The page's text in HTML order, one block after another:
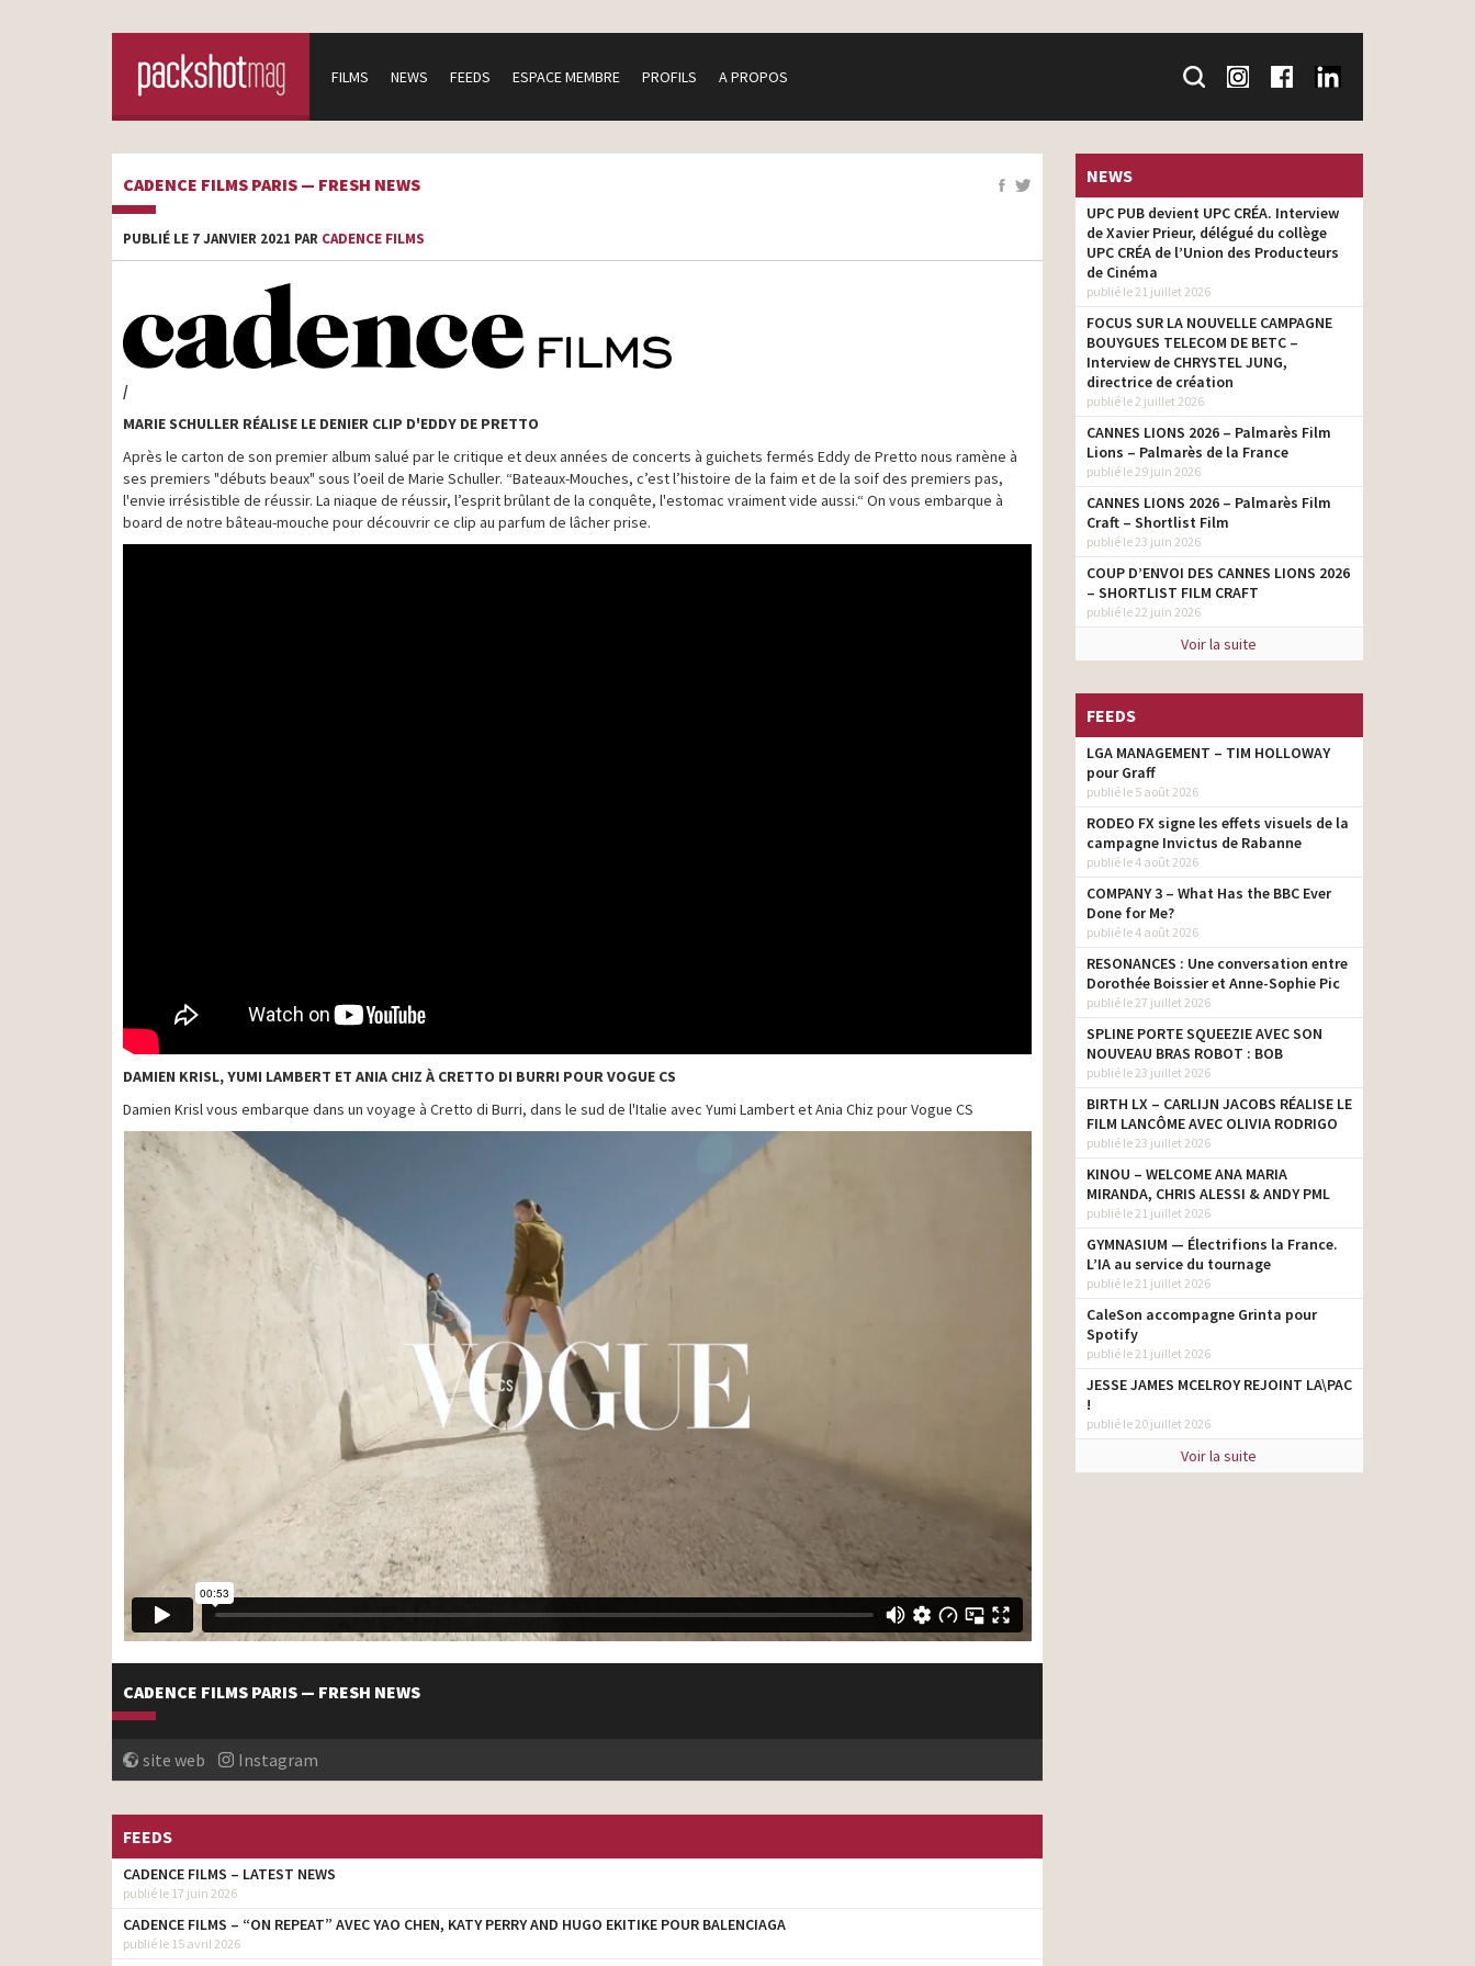
FILMS NEWS FEEDS ESPACE MEMBRE PROFILS A PROPOS
CADENCE FILMS PARIS — FRESH NEWS
PUBLIÉ LE 7 JANVIER 2021 PAR CADENCE FILMS
/
MARIE SCHULLER RÉALISE LE DENIER CLIP D'EDDY DE PRETTO
Après le carton de son premier album salué par le critique et deux années de concerts à guichets fermés Eddy de Pretto nous ramène à
ses premiers "débuts beaux" sous l’oeil de Marie Schuller. “Bateaux-Mouches, c’est l’histoire de la faim et de la soif des premiers pas,
l'envie irrésistible de réussir. La niaque de réussir, l’esprit brûlant de la conquête, l'estomac vraiment vide aussi.“ On vous embarque à
board de notre bâteau-mouche pour découvrir ce clip au parfum de lâcher prise.
DAMIEN KRISL, YUMI LAMBERT ET ANIA CHIZ À CRETTO DI BURRI POUR VOGUE CS
Damien Krisl vous embarque dans un voyage à Cretto di Burri, dans le sud de l'Italie avec Yumi Lambert et Ania Chiz pour Vogue CS
CADENCE FILMS PARIS — FRESH NEWS
site web Instagram
FEEDS
CADENCE FILMS – LATEST NEWS
publié le 17 juin 2026
CADENCE FILMS – “ON REPEAT” AVEC YAO CHEN, KATY PERRY AND HUGO EKITIKE POUR BALENCIAGA
publié le 15 avril 2026
NEWS
UPC PUB devient UPC CRÉA. Interview
de Xavier Prieur, délégué du collège
UPC CRÉA de l’Union des Producteurs
de Cinéma
publié le 21 juillet 2026
FOCUS SUR LA NOUVELLE CAMPAGNE
BOUYGUES TELECOM DE BETC –
Interview de CHRYSTEL JUNG,
directrice de création
publié le 2 juillet 2026
CANNES LIONS 2026 – Palmarès Film
Lions – Palmarès de la France
publié le 29 juin 2026
CANNES LIONS 2026 – Palmarès Film
Craft – Shortlist Film
publié le 23 juin 2026
COUP D’ENVOI DES CANNES LIONS 2026
– SHORTLIST FILM CRAFT
publié le 22 juin 2026
Voir la suite
FEEDS
LGA MANAGEMENT – TIM HOLLOWAY
pour Graff
publié le 5 août 2026
RODEO FX signe les effets visuels de la
campagne Invictus de Rabanne
publié le 4 août 2026
COMPANY 3 – What Has the BBC Ever
Done for Me?
publié le 4 août 2026
RESONANCES : Une conversation entre
Dorothée Boissier et Anne-Sophie Pic
publié le 27 juillet 2026
SPLINE PORTE SQUEEZIE AVEC SON
NOUVEAU BRAS ROBOT : BOB
publié le 23 juillet 2026
BIRTH LX – CARLIJN JACOBS RÉALISE LE
FILM LANCÔME AVEC OLIVIA RODRIGO
publié le 23 juillet 2026
KINOU – WELCOME ANA MARIA
MIRANDA, CHRIS ALESSI & ANDY PML
publié le 21 juillet 2026
GYMNASIUM — Électrifions la France.
L’IA au service du tournage
publié le 21 juillet 2026
CaleSon accompagne Grinta pour
Spotify
publié le 21 juillet 2026
JESSE JAMES MCELROY REJOINT LA\PAC
!
publié le 20 juillet 2026
Voir la suite